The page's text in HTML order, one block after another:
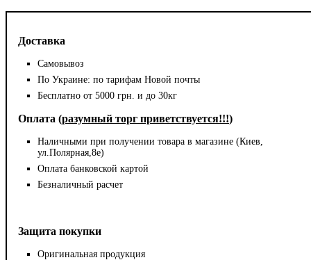
Доставка
Самовывоз
По Украине: по тарифам Новой почты
Бесплатно от 5000 грн. и до 30кг
Оплата (разумный торг приветствуется!!!)
Наличными при получении товара в магазине (Киев,
ул.Полярная,8е)
Оплата банковской картой
Безналичный расчет
Защита покупки
Оригинальная продукция